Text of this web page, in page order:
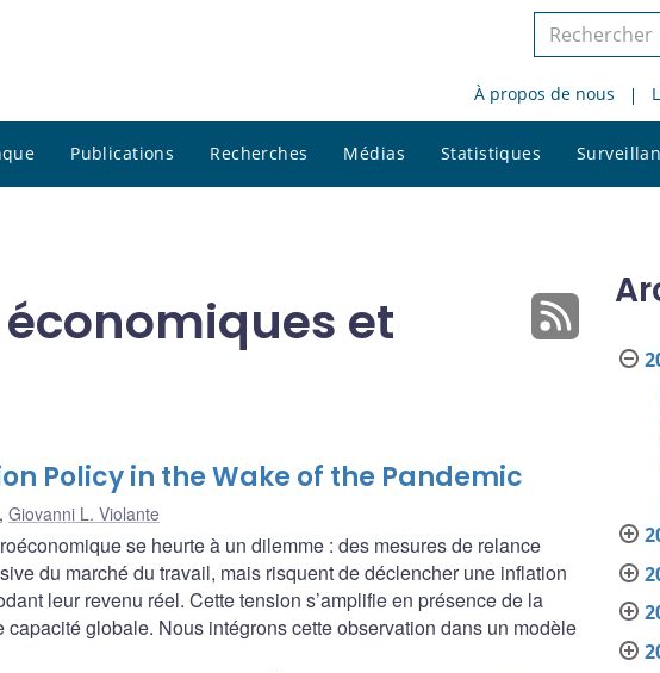
Rechercher
le
site
À propos de nous
Publications Recherches Médias Statistiques
et
Policy in the Wake of the Pandemic
, Giovanni L. Violante
se heurte à un dilemme : des mesures de relance
du marché du travail, mais risquent de déclencher une inflation
leur revenu réel. Cette tension s’amplifie en présence de la
capacité globale. Nous intégrons cette observation dans un modèle